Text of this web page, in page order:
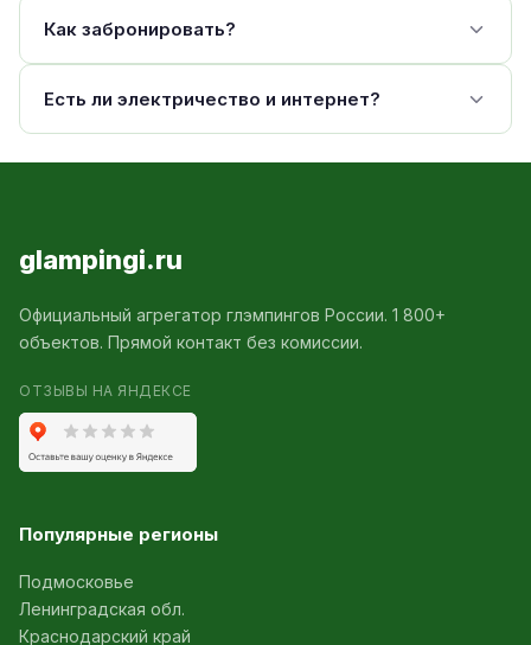
Как забронировать?
Есть ли электричество и интернет?
glampingi.ru
Официальный агрегатор глэмпингов России. 1 800+
объектов. Прямой контакт без комиссии.
ОТЗЫВЫ НА ЯНДЕКСЕ
Популярные регионы
Подмосковье
Ленинградская обл.
Краснодарский край